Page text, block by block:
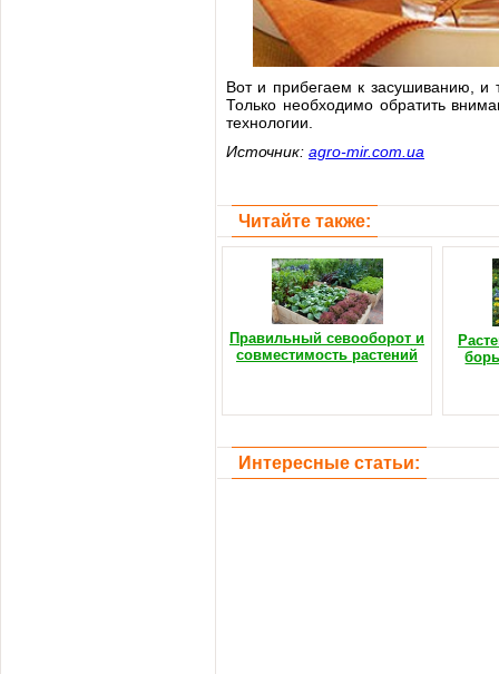
Вот и прибегаем к засушиванию, и
Только необходимо обратить
технологии.
Источник: agro-mir.com.ua
Читайте также:
Правильный севооборот и
совместимость растений
Интересные статьи: